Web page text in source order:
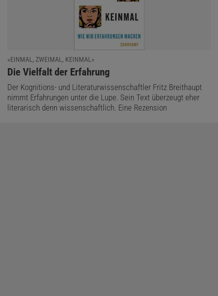
»EINMAL, ZWEIMAL, KEINMAL«
:
Die Vielfalt der Erfahrung
Der Kognitions- und Literaturwissenschaftler Fritz Breithaupt
nimmt Erfahrungen unter die Lupe. Sein Text überzeugt eher
literarisch denn wissenschaftlich. Eine Rezension